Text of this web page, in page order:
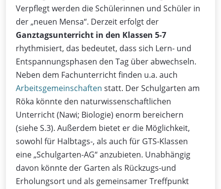
Verpflegt werden die Schülerinnen und Schüler in
der „neuen Mensa“. Derzeit erfolgt der
Ganztagsunterricht in den Klassen 5-7
rhythmisiert, das bedeutet, dass sich Lern- und
Entspannungsphasen den Tag über abwechseln.
Neben dem Fachunterricht finden u.a. auch
Arbeitsgemeinschaften statt. Der Schulgarten am
Röka könnte den naturwissenschaftlichen
Unterricht (Nawi; Biologie) enorm bereichern
(siehe S.3). Außerdem bietet er die Möglichkeit,
sowohl für Halbtags-, als auch für GTS-Klassen
eine „Schulgarten-AG“ anzubieten. Unabhängig
davon könnte der Garten als Rückzugs-und
Erholungsort und als gemeinsamer Treffpunkt